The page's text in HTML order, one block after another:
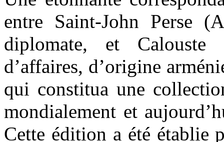
entre Saint-John Perse
diplomate, et Calouste
d’affaires, d’origine
qui constitua une
mondialement et
Cette édition a été établie